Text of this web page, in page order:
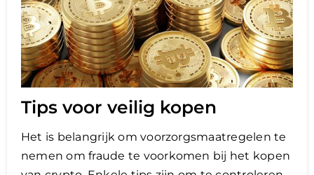
Tips voor veilig kopen
Het is belangrijk om voorzorgsmaatregelen te
nemen om fraude te voorkomen bij het kopen